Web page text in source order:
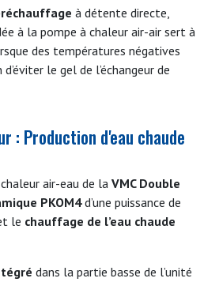
à détente directe,
à la pompe à chaleur air-air sert à
des températures négatives
le gel de l’échangeur de
: Production d'eau chaude
air-eau de la VMC Double
PKOM4d’une puissance de
le chauffage de l’eau chaude
dans la partie basse de l’unité